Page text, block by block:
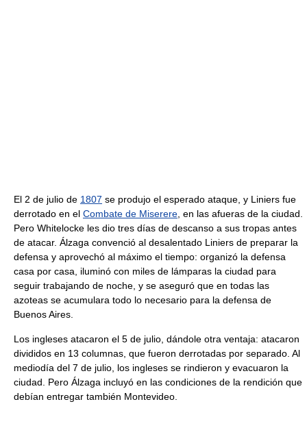
El 2 de julio de 1807 se produjo el esperado ataque, y Liniers fue
derrotado en el Combate de Miserere , en las afueras de la ciudad.
Pero Whitelocke les dio tres días de descanso a sus tropas antes
de atacar. Álzaga convenció al desalentado Liniers de preparar la
defensa y aprovechó al máximo el tiempo: organizó la defensa
casa por casa, iluminó con miles de lámparas la ciudad para
seguir trabajando de noche, y se aseguró que en todas las
azoteas se acumulara todo lo necesario para la defensa de
Buenos Aires.
Los ingleses atacaron el 5 de julio, dándole otra ventaja: atacaron
divididos en 13 columnas, que fueron derrotadas por separado. Al
mediodía del 7 de julio, los ingleses se rindieron y evacuaron la
ciudad. Pero Álzaga incluyó en las condiciones de la rendición que
debían entregar también Montevideo.